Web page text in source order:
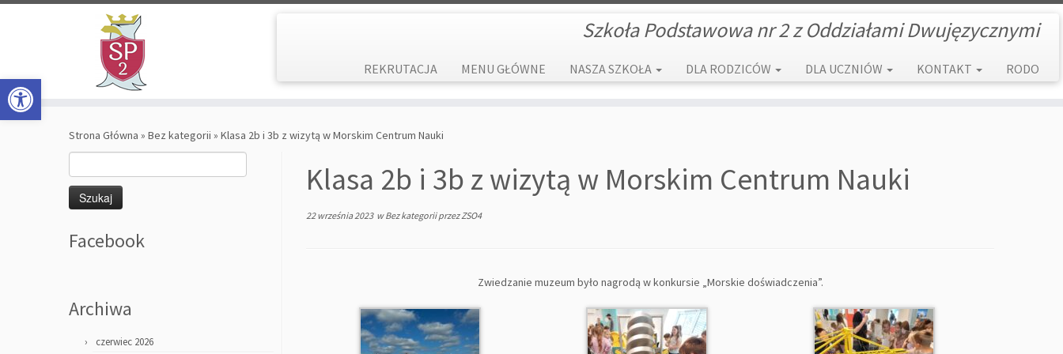
Open toolbar
Skip
Szkoła Podstawowa nr 2 z Oddziałami Dwujęzycznymi
REKRUTACJA MENU GŁÓWNE NASZA SZKOŁA DLA RODZICÓW DLA UCZNIÓW KONTAKT RODO
Strona Główna » Bez kategorii » Klasa 2b i 3b z wizytą w Morskim Centrum Nauki
Facebook
Archiwa
czerwiec 2026
Klasa 2b i 3b z wizytą w Morskim Centrum Nauki
22 września 2023wBez kategoriiprzezZSO4
Zwiedzanie muzeum było nagrodą w konkursie „Morskie doświadczenia”.